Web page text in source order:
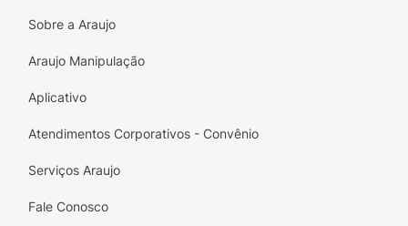
Sobre a Araujo
Araujo Manipulação
Aplicativo
Atendimentos Corporativos - Convênio
Serviços Araujo
Fale Conosco